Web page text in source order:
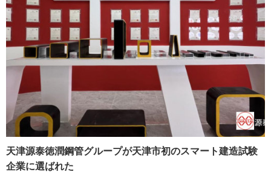
天津源泰徳潤鋼管グループが天津市初のスマート建造試験
企業に選ばれた